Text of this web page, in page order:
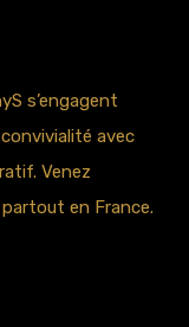
s’engagent
avec
Venez
en France.